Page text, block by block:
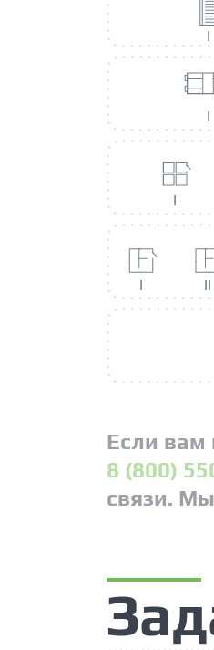
I
I
I
I II
Если вам
8 (800)
связи.